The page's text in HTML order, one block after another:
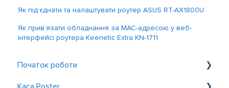
Як під’єднати та налаштувати роутер ASUS RT-AX1800U
Як прив’язати обладнання за MAC-адресою у веб-
інтерфейсі роутера Keenetic Extra KN-1711
Початок роботи